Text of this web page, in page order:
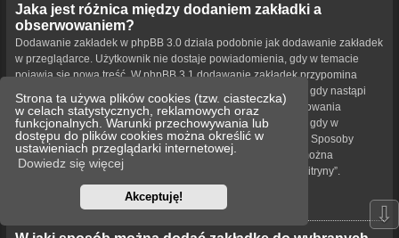
Strona ta używa plików cookies (tzw. ciasteczka)
w celach statystycznych, reklamowych oraz
funkcjonalnych. Warunki przechowywania lub
dostępu do plików cookies można określić w
ustawieniach przeglądarki internetowej.
Dowiedz się więcej
Akceptuję!
Jaka jest różnica między dodaniem zakładki a
obserwowaniem?
Dodawanie zakładek w phpBB 3.0 działa podobnie jak dodawanie zakładek
w przeglądarce. Użytkownik nie dostaje powiadomienia, gdy w temacie
pojawia się nowa treść. W phpBB 3.1 dodawanie zakładek przypomina
obserwowanie tematu. Użytkownik może być powiadamiany, gdy nastąpi
aktualizacja tematu oznaczonego zakładką. Funkcja obserwowania
powiadamia użytkownika – w wybrany przez niego sposób – gdy w
obserwowanym temacie bądź forum pojawiła się nowa treść. Sposoby
powiadamiania dla zakładek i obserwowanych elementów można
konfigurować w panelu użytkownika na karcie „Ustawienia witryny”.
⇩